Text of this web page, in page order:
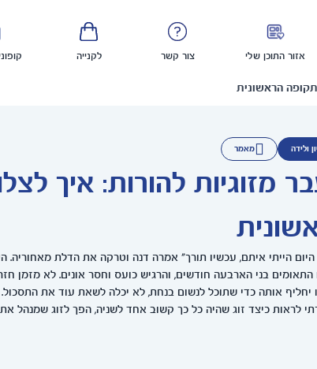
אזור התוכן שלי צור קשר לקנייה
הראשונית
ולידה מאמר
מזוגיות להורות: איך
היום הייתי איתם, עכשיו תורך" אמרה דנה וטרקה את הדלת מאחוריה.
התאומים בני הארבעה חודשים, והרגיש כועס וחסר אונים. לא מזמן
יחליף אותה כדי שתוכל לנשום בנחת, לא יכלה לשאת עוד את התסכול.
לראות כיצד זוג שהיה כל כך קשוב אחד לשניה, הפך לזוג שמנהל את